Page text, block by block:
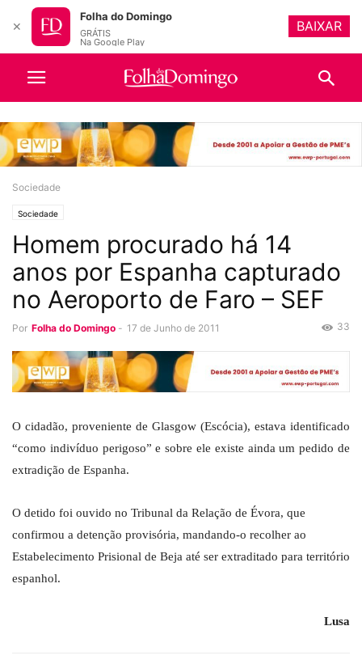
Sociedade
Sociedade
Homem procurado há 14
anos por Espanha capturado
no Aeroporto de Faro – SEF
Por Folha do Domingo - 17 de Junho de 2011 33
O cidadão, proveniente de Glasgow (Escócia), estava identificado
“como indivíduo perigoso” e sobre ele existe ainda um pedido de
extradição de Espanha.
O detido foi ouvido no Tribunal da Relação de Évora, que
confirmou a detenção provisória, mandando-o recolher ao
Estabelecimento Prisional de Beja até ser extraditado para território
espanhol.
Lusa
✕
Folha do Domingo
GRÁTIS
Na Google Play
BAIXAR